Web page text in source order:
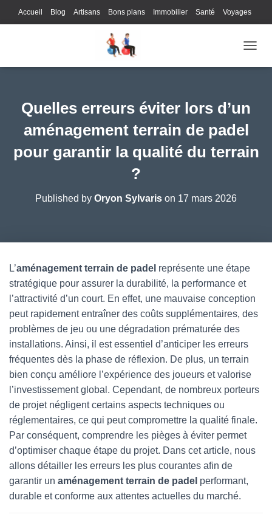
Accueil Blog Artisans Bons plans Immobilier Santé Voyages
Loisirs
Quelles erreurs éviter lors d’un
aménagement terrain de padel
pour garantir la qualité du terrain
?
Published by Oryon Sylvaris on 17 mars 2026
L’aménagement terrain de padel représente une étape
stratégique pour assurer la durabilité, la performance et
l’attractivité d’un court. En effet, une mauvaise conception
peut rapidement entraîner des coûts supplémentaires, des
problèmes de jeu ou une dégradation prématurée des
installations. Ainsi, il est essentiel d’anticiper les erreurs
fréquentes dès la phase de réflexion. De plus, un terrain
bien conçu améliore l’expérience des joueurs et valorise
l’investissement global. Cependant, de nombreux porteurs
de projet négligent certains aspects techniques ou
réglementaires, ce qui peut compromettre la qualité finale.
Par conséquent, comprendre les pièges à éviter permet
d’optimiser chaque étape du projet. Dans cet article, nous
allons détailler les erreurs les plus courantes afin de
garantir un aménagement terrain de padel performant,
durable et conforme aux attentes actuelles du marché.